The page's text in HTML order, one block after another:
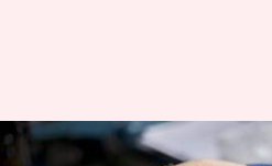
Cara menguasai